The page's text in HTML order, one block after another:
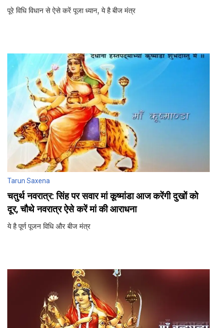
पूरे विधि विधान से ऐसे करें पूजा ध्‍यान, ये है बीज मंत्र
Tarun Saxena
चतुर्थ नवरात्र: सिंह पर सवार मां कूष्‍मांडा आज करेंगी दुखों को
दूर, चौथे नवरात्र ऐसे करें मां की आराधना
ये है पूर्ण पूजन विधि और बीज मंत्र